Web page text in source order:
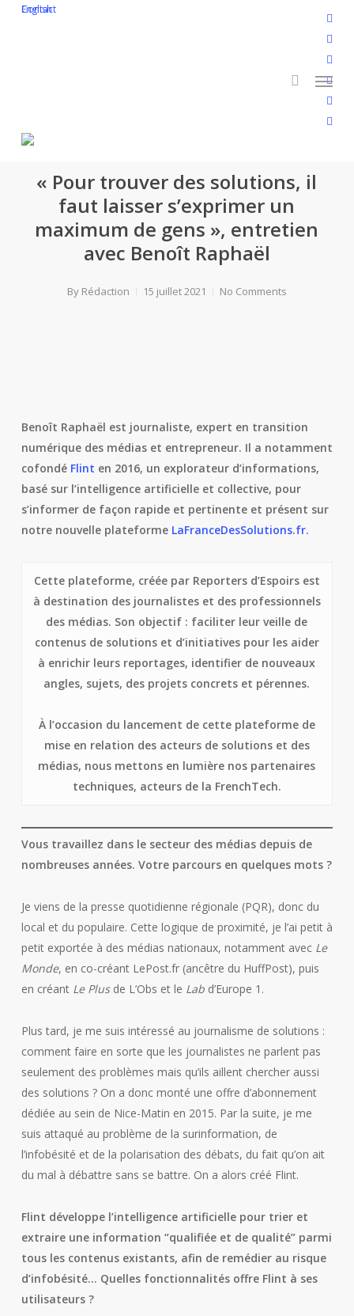
flickr
English
Contact
search
Menu
« Pour trouver des solutions, il
faut laisser s’exprimer un
maximum de gens », entretien
avec Benoît Raphaël
By Rédaction 15 juillet 2021 No Comments
Benoît Raphaël est journaliste, expert en transition
numérique des médias et entrepreneur. Il a notamment
cofondé Flint en 2016, un explorateur d’informations,
basé sur l’intelligence artificielle et collective, pour
s’informer de façon rapide et pertinente et présent sur
notre nouvelle plateforme LaFranceDesSolutions.fr.
Cette plateforme, créée par Reporters d’Espoirs est
à destination des journalistes et des professionnels
des médias. Son objectif : faciliter leur veille de
contenus de solutions et d’initiatives pour les aider
à enrichir leurs reportages, identifier de nouveaux
angles, sujets, des projets concrets et pérennes.
À l’occasion du lancement de cette plateforme de
mise en relation des acteurs de solutions et des
médias, nous mettons en lumière nos partenaires
techniques, acteurs de la FrenchTech.
Vous travaillez dans le secteur des médias depuis de
nombreuses années. Votre parcours en quelques mots ?
Je viens de la presse quotidienne régionale (PQR), donc du
local et du populaire. Cette logique de proximité, je l’ai petit à
petit exportée à des médias nationaux, notamment avec Le
Monde, en co-créant LePost.fr (ancêtre du HuffPost), puis
en créant Le Plusde L’Obs et le Labd’Europe 1.
Plus tard, je me suis intéressé au journalisme de solutions :
comment faire en sorte que les journalistes ne parlent pas
seulement des problèmes mais qu’ils aillent chercher aussi
des solutions ? On a donc monté une offre d’abonnement
dédiée au sein de Nice-Matin en 2015. Par la suite, je me
suis attaqué au problème de la surinformation, de
l’infobésité et de la polarisation des débats, du fait qu’on ait
du mal à débattre sans se battre. On a alors créé Flint.
Flint développe l’intelligence artificielle pour trier et
extraire une information “qualifiée et de qualité” parmi
tous les contenus existants, afin de remédier au risque
d’infobésité… Quelles fonctionnalités offre Flint à ses
utilisateurs ?